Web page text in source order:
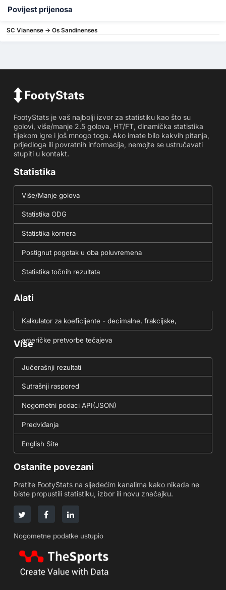
Povijest prijenosa
SC Vianense -> Os Sandinenses
FootyStats je vaš najbolji izvor za statistiku kao što su
golovi, više/manje 2.5 golova, HT/FT, dinamička statistika
tijekom igre i još mnogo toga. Ako imate bilo kakvih pitanja,
prijedloga ili povratnih informacija, nemojte se ustručavati
stupiti u kontakt.
Statistika
Više/Manje golova
Statistika ODG
Statistika kornera
Postignut pogotak u oba poluvremena
Statistika točnih rezultata
Alati
Kalkulator za koeficijente - decimalne, frakcijske,
američke pretvorbe tečajeva
Više
Jučerašnji rezultati
Sutrašnji raspored
Nogometni podaci API(JSON)
Predviđanja
English Site
Ostanite povezani
Pratite FootyStats na sljedećim kanalima kako nikada ne
biste propustili statistiku, izbor ili novu značajku.
Nogometne podatke ustupio